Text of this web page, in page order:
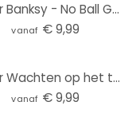
Poster Banksy - No Ball Games
vanaf € 9,99
Poster Wachten op het toilet - Humoristische kikkerillustratie - Royle
vanaf € 9,99